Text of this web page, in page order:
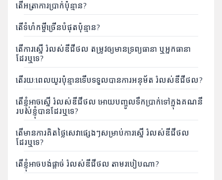
ជាច្រើន
ទៀត។
តើអត្រាការប្រាក់ប៉ុន្មាន?
តើទំហំកម្ចីច្រើនបំផុតប៉ុន្មាន?
តើការស្នើ រំលស់ឌីជីថល តម្រូវឲ្យមានទ្រព្យធានា ឬអ្នកធានា
ដែរឬទេ?
តើរយៈពេលយូរប៉ុន្មានទើបទទួលបានការអនុម័ត រំលស់ឌីជីថល?
តើខ្ញុំអាចស្នើ រំលស់ឌីជីថល អោយបញ្ចូលទឹកប្រាក់ទៅក្នុងគណនី
របស់ខ្ញុំបានដែរឬទេ?
តើមានការគិតថ្លៃសេវាផ្សេងៗសម្រាប់ការស្នើ រំលស់ឌីជីថល
ដែរឬទេ?
តើខ្ញុំអាចបង់ផ្ដាច់ រំលស់ឌីជីថល តាមរបៀបណា?